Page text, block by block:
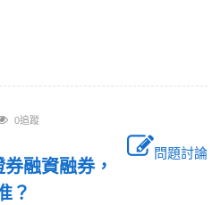
0追蹤
問題討論
融資融券，
？